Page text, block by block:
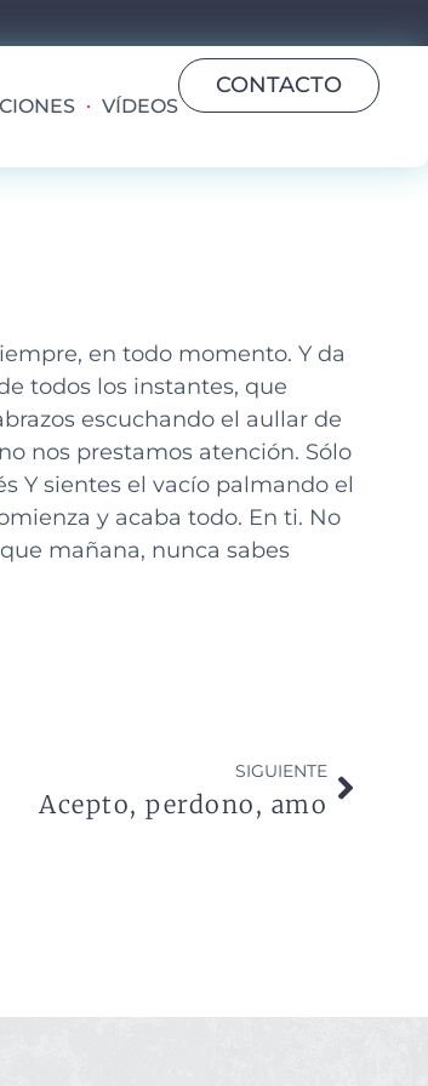
VÍDEOS
CONTACTO
en todo momento. Y da
todos los instantes, que
escuchando el aullar de
nos prestamos atención. Sólo
Y sientes el vacío palmando el
y acaba todo. En ti. No
mañana, nunca sabes
SIGUIENTE
Acepto, perdono, amo